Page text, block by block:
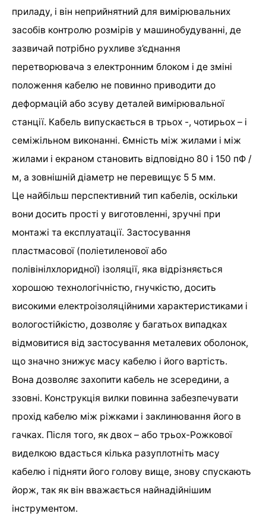
приладу, і він неприйнятний для вимірювальних
засобів контролю розмірів у машинобудуванні, де
зазвичай потрібно рухливе з’єднання
перетворювача з електронним блоком і де зміні
положення кабелю не повинно приводити до
деформацій або зсуву деталей вимірювальної
станції. Кабель випускається в трьох -, чотирьох – і
семіжільном виконанні. Ємність між жилами і між
жилами і екраном становить відповідно 80 і 150 пФ /
м, а зовнішній діаметр не перевищує 5 5 мм.
Це найбільш перспективний тип кабелів, оскільки
вони досить прості у виготовленні, зручні при
монтажі та експлуатації. Застосування
пластмасової (поліетиленової або
полівінілхлоридної) ізоляції, яка відрізняється
хорошою технологічністю, гнучкістю, досить
високими електроізоляційними характеристиками і
вологостійкістю, дозволяє у багатьох випадках
відмовитися від застосування металевих оболонок,
що значно знижує масу кабелю і його вартість.
Вона дозволяє захопити кабель не зсередини, а
ззовні. Конструкція вилки повинна забезпечувати
прохід кабелю між ріжками і заклинювання його в
гачках. Після того, як двох – або трьох-Рожкової
виделкою вдасться кілька разуплотніть масу
кабелю і підняти його голову вище, знову спускають
йорж, так як він вважається найнадійнішим
інструментом.